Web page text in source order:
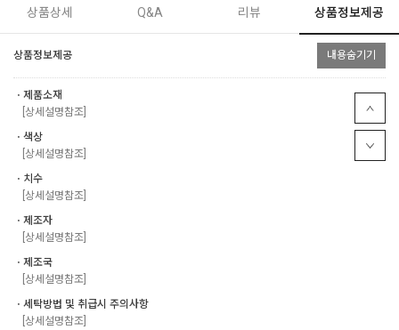
상품상세 Q&A 리뷰 상품정보제공
상품정보제공 내용숨기기
ㆍ제품소재
[상세설명참조]
ㆍ색상
[상세설명참조]
ㆍ치수
[상세설명참조]
ㆍ제조자
[상세설명참조]
ㆍ제조국
[상세설명참조]
ㆍ세탁방법 및 취급시 주의사항
[상세설명참조]